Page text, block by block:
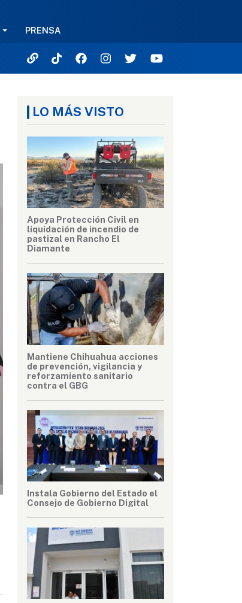
PRENSA
LO MÁS VISTO
Apoya Protección Civil en
liquidación de incendio de
pastizal en Rancho El
Diamante
Mantiene Chihuahua acciones
de prevención, vigilancia y
reforzamiento sanitario
contra el GBG
Instala Gobierno del Estado el
Consejo de Gobierno Digital